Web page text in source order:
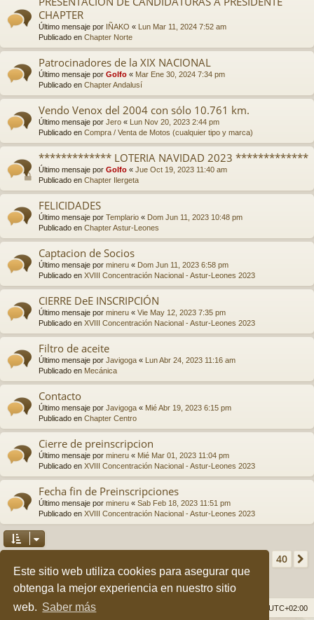
Este sitio web utiliza cookies para asegurar que
obtenga la mejor experiencia en nuestro sitio
web. Saber más
CHAPTER
Último mensaje por IÑAKO « Lun Mar 11, 2024 7:52 am
Publicado en Chapter Norte
Patrocinadores de la XIX NACIONAL
Último mensaje por Golfo « Mar Ene 30, 2024 7:34 pm
Publicado en Chapter Andalusí
Vendo Venox del 2004 con sólo 10.761 km.
Último mensaje por Jero « Lun Nov 20, 2023 2:44 pm
Publicado en Compra / Venta de Motos (cualquier tipo y marca)
************* LOTERIA NAVIDAD 2023 *************
Último mensaje por Golfo « Jue Oct 19, 2023 11:40 am
Publicado en Chapter Ilergeta
FELICIDADES
Último mensaje por Templario « Dom Jun 11, 2023 10:48 pm
Publicado en Chapter Astur-Leones
Captacion de Socios
Último mensaje por mineru « Dom Jun 11, 2023 6:58 pm
Publicado en XVIII Concentración Nacional - Astur-Leones 2023
CIERRE DeE INSCRIPCIÓN
Último mensaje por mineru « Vie May 12, 2023 7:35 pm
Publicado en XVIII Concentración Nacional - Astur-Leones 2023
Filtro de aceite
Último mensaje por Javigoga « Lun Abr 24, 2023 11:16 am
Publicado en Mecánica
Contacto
Último mensaje por Javigoga « Mié Abr 19, 2023 6:15 pm
Publicado en Chapter Centro
Cierre de preinscripcion
Último mensaje por mineru « Mié Mar 01, 2023 11:04 pm
Publicado en XVIII Concentración Nacional - Astur-Leones 2023
Fecha fin de Preinscripciones
Último mensaje por mineru « Sab Feb 18, 2023 11:51 pm
Publicado en XVIII Concentración Nacional - Astur-Leones 2023
40
Índice general UTC+02:00